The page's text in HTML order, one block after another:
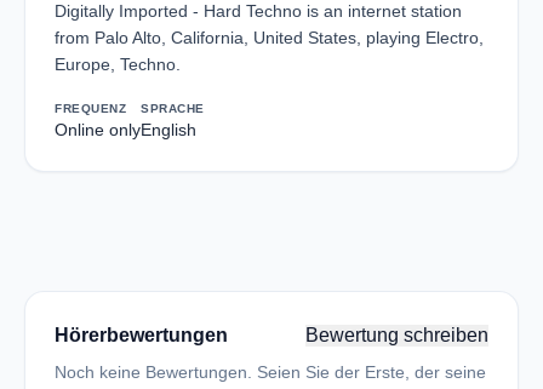
Digitally Imported - Hard Techno is an internet station
from Palo Alto, California, United States, playing Electro,
Europe, Techno.
FREQUENZ
Online only
SPRACHE
English
Hörerbewertungen Bewertung schreiben
Noch keine Bewertungen. Seien Sie der Erste, der seine